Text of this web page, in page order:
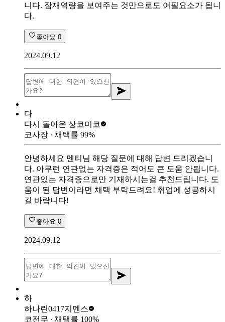
니다. 잠재역량을 보여주는 것만으로도 어필요소가 됩니
다.
좋아요 0
2024.09.12
다
다시 돌아온 상코미코
코사장 ∙ 채택률 99%
안녕하세요 멘티님 해당 질문에 대해 답변 드리겠습니
다. 아무런 연관없는 자격증은 적어도 큰 도움 안됩니다.
연관있는 자격증으로만 기재하시는걸 추천드립니다. 도
움이 된 답변이라면 채택 부탁드려요! 취업에 성공하시
길 바랍니다!
좋아요 0
2024.09.12
하
하나린0417지멘스
코전무 ∙ 채택률 100%